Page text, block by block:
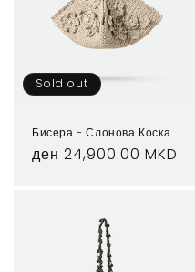
Sold out
Бисера - Слонова Коска
Regular
ден 24,900.00 MKD